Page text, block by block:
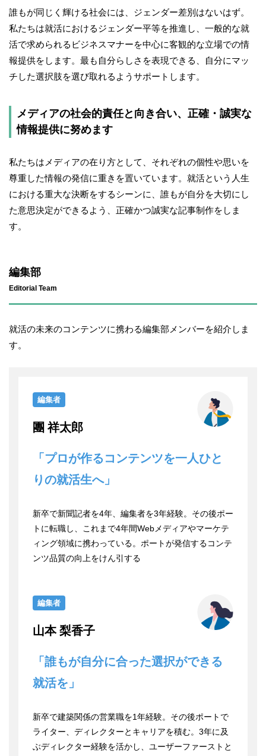
誰もが同じく輝ける社会には、ジェンダー差別はないはず。
私たちは就活におけるジェンダー平等を推進し、一般的な就
活で求められるビジネスマナーを中心に客観的な立場での情
報提供をします。最も自分らしさを表現できる、自分にマッ
チした選択肢を選び取れるようサポートします。
メディアの社会的責任と向き合い、正確・誠実な
情報提供に努めます
私たちはメディアの在り方として、それぞれの個性や思いを
尊重した情報の発信に重きを置いています。就活という人生
における重大な決断をするシーンに、誰もが自分を大切にし
た意思決定ができるよう、正確かつ誠実な記事制作をしま
す。
編集部
Editorial Team
就活の未来のコンテンツに携わる編集部メンバーを紹介しま
す。
編集者
團 祥太郎
「プロが作るコンテンツを一人ひと
りの就活生へ」
新卒で新聞記者を4年、編集者を3年経験。その後ポー
トに転職し、これまで4年間Webメディアやマーケテ
ィング領域に携わっている。ポートが発信するコンテ
ンツ品質の向上をけん引する
編集者
山本 梨香子
「誰もが自分に合った選択ができる
就活を」
新卒で建築関係の営業職を1年経験。その後ポートで
ライター、ディレクターとキャリアを積む。3年に及
ぶディレクター経験を活かし、ユーザーファーストと